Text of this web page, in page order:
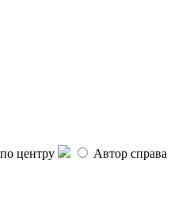
центру
Автор справа